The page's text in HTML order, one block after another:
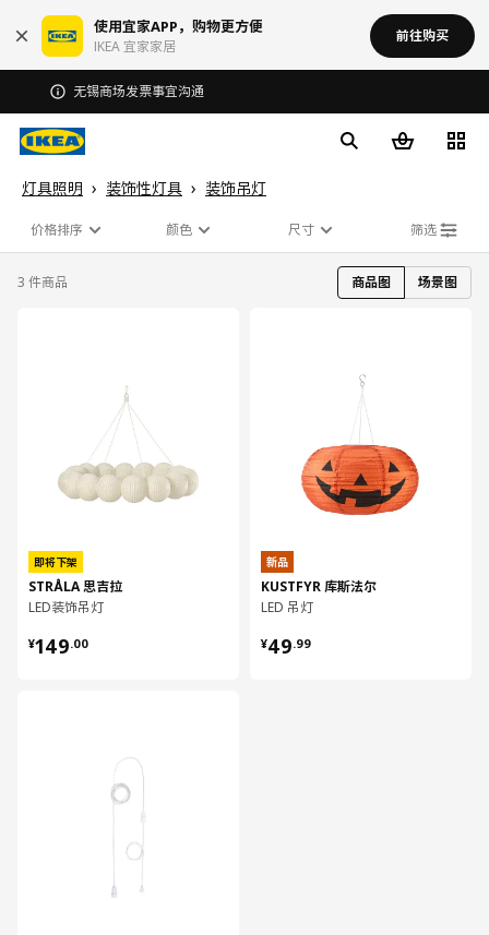
使用宜家APP，购物更方便
IKEA 宜家家居
前往购买
无锡商场发票事宜沟通
灯具照明 装饰性灯具 装饰吊灯
价格排序 颜色 尺寸 筛选
3 件商品 商品图 场景图
即将下架
STRÅLA 思吉拉
LED装饰吊灯
¥149.00
¥ 149.00
新品
KUSTFYR 库斯法尔
LED 吊灯
¥49.99
¥ 49.99